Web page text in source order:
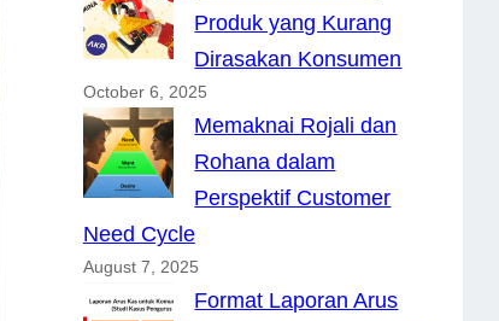
Produk yang Kurang
Dirasakan Konsumen
October 6, 2025
Memaknai Rojali dan
Rohana dalam
Perspektif Customer
Need Cycle
August 7, 2025
Format Laporan Arus